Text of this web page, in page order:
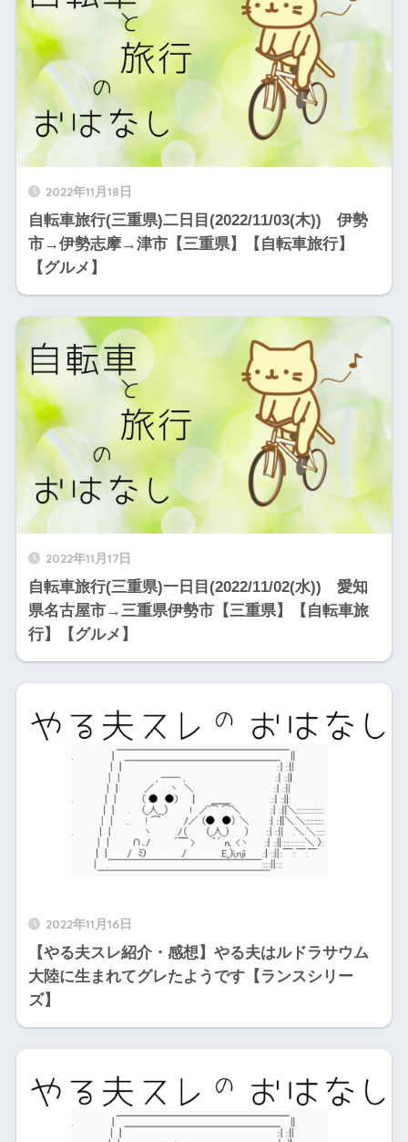
2022年11月18日
自転車旅行(三重県)二日目(2022/11/03(木)) 伊勢
市→伊勢志摩→津市【三重県】【自転車旅行】
【グルメ】
2022年11月17日
自転車旅行(三重県)一日目(2022/11/02(水)) 愛知
県名古屋市→三重県伊勢市【三重県】【自転車旅
行】【グルメ】
2022年11月16日
【やる夫スレ紹介・感想】やる夫はルドラサウム
大陸に生まれてグレたようです【ランスシリー
ズ】